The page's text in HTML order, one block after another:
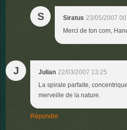
S Siratus 23/05/2007
Merci de ton com,
J Julian 22/03/2007 13:25
La spirale parfaite,
merveille de la nature.
Répondre